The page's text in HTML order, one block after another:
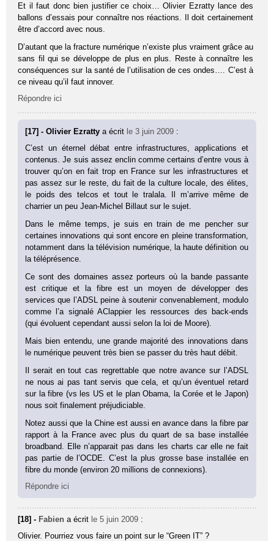
Et il faut donc bien justifier ce choix… Olivier Ezratty lance des
ballons d’essais pour connaître nos réactions. Il doit certainement
être d’accord avec nous.
D’autant que la fracture numérique n’existe plus vraiment grâce au
sans fil qui se développe de plus en plus. Reste à connaître les
conséquences sur la santé de l’utilisation de ces ondes…. C’est à
ce niveau qu’il faut innover.
Répondre ici
[17] - Olivier Ezrattya écrit le 3 juin 2009 :
C’est un éternel débat entre infrastructures, applications et
contenus. Je suis assez enclin comme certains d’entre vous à
trouver qu’on en fait trop en France sur les infrastructures et
pas assez sur le reste, du fait de la culture locale, des élites,
le poids des telcos et tout le tralala. Il m’arrive même de
charrier un peu Jean-Michel Billaut sur le sujet.
Dans le même temps, je suis en train de me pencher sur
certaines innovations qui sont encore en pleine transformation,
notamment dans la télévision numérique, la haute définition ou
la téléprésence.
Ce sont des domaines assez porteurs où la bande passante
est critique et la fibre est un moyen de développer des
services que l’ADSL peine à soutenir convenablement, modulo
comme l’a signalé AClappier les ressources des back-ends
(qui évoluent cependant aussi selon la loi de Moore).
Mais bien entendu, une grande majorité des innovations dans
le numérique peuvent très bien se passer du très haut débit.
Il serait en tout cas regrettable que notre avance sur l’ADSL
ne nous ai pas tant servis que cela, et qu’un éventuel retard
sur la fibre (vs les US et le plan Obama, la Corée et le Japon)
nous soit finalement préjudiciable.
Notez aussi que la Chine est aussi en avance dans la fibre par
rapport à la France avec plus du quart de sa base installée
broadband. Elle n’apparait pas dans les charts car elle ne fait
pas partie de l’OCDE. C’est la plus grosse base installée en
fibre du monde (environ 20 millions de connexions).
Répondre ici
[18] - Fabien a écrit le 5 juin 2009 :
Olivier. Pourriez vous faire un point sur le “Green IT” ?